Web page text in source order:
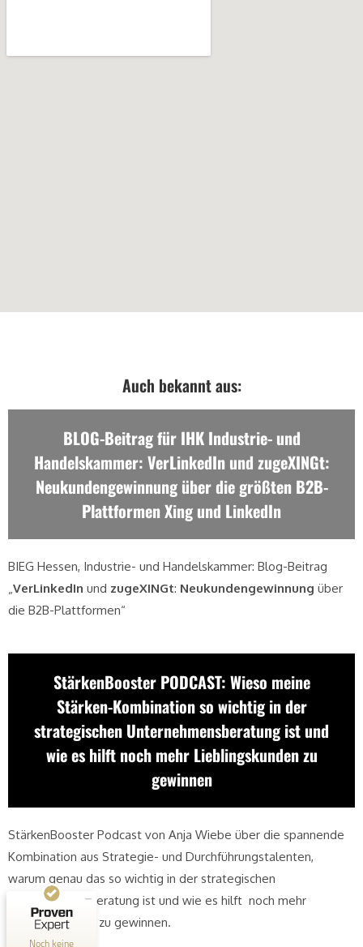
Auch bekannt aus:
BLOG-Beitrag für IHK Industrie- und
Handelskammer: VerLinkedIn und zugeXINGt:
Neukundengewinnung über die größten B2B-
Plattformen Xing und LinkedIn
BIEG Hessen, Industrie- und Handelskammer: Blog-Beitrag
„VerLinkedIn und zugeXINGt: Neukundengewinnung über
die B2B-Plattformen“
StärkenBooster PODCAST: Wieso meine
Stärken-Kombination so wichtig in der
strategischen Unternehmensberatung ist und
wie es hilft noch mehr Lieblingskunden zu
gewinnen
StärkenBooster Podcast von Anja Wiebe über die spannende
Kombination aus Strategie- und Durchführungstalenten,
warum genau das so wichtig in der strategischen
Unternehmensberatung ist und wie es hilft noch mehr
Lieblingskunden zu gewinnen.
Noch keine
Kundenbewertungen und Erfahrungen zu
MANGELHAFT
0,00 / 5,00